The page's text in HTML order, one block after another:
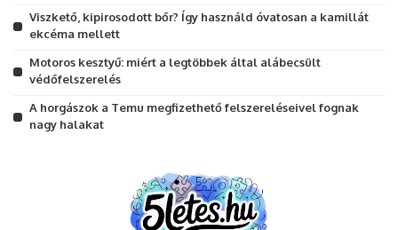
Viszkető, kipirosodott bőr? Így használd óvatosan a kamillát
ekcéma mellett
Motoros kesztyű: miért a legtöbbek által alábecsült
védőfelszerelés
A horgászok a Temu megfizethető felszereléseivel fognak
nagy halakat